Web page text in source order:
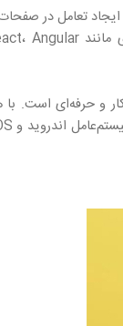
تعامل در
و حرفه‌ای است.